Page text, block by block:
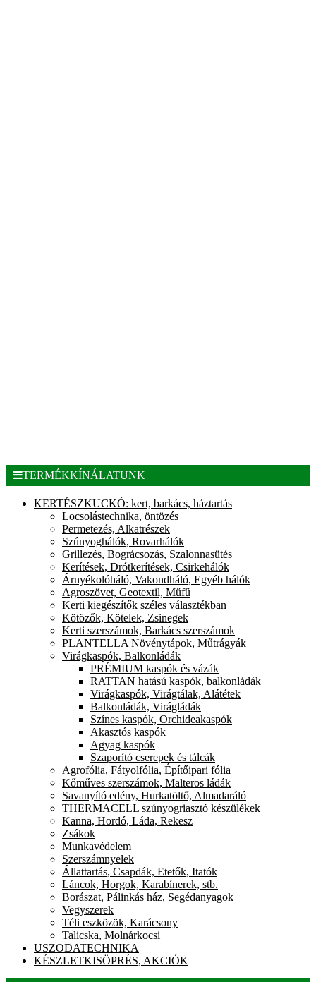
TERMÉKKÍNÁLATUNK
KERTÉSZKUCKÓ: kert, barkács, háztartás
Locsolástechnika, öntözés
Permetezés, Alkatrészek
Szúnyoghálók, Rovarhálók
Grillezés, Bográcsozás, Szalonnasütés
Kerítések, Drótkerítések, Csirkehálók
Árnyékolóháló, Vakondháló, Egyéb hálók
Agroszövet, Geotextil, Műfű
Kerti kiegészítők széles választékban
Kötözők, Kötelek, Zsinegek
Kerti szerszámok, Barkács szerszámok
PLANTELLA Növénytápok, Műtrágyák
Virágkaspók, Balkonládák
PRÉMIUM kaspók és vázák
RATTAN hatású kaspók, balkonládák
Virágkaspók, Virágtálak, Alátétek
Balkonládák, Virágládák
Színes kaspók, Orchideakaspók
Akasztós kaspók
Agyag kaspók
Szaporító cserepek és tálcák
Agrofólia, Fátyolfólia, Építőipari fólia
Kőműves szerszámok, Malteros ládák
Savanyító edény, Hurkatöltő, Almadaráló
THERMACELL szúnyogriasztó készülékek
Kanna, Hordó, Láda, Rekesz
Zsákok
Munkavédelem
Szerszámnyelek
Állattartás, Csapdák, Etetők, Itatók
Láncok, Horgok, Karabínerek, stb.
Borászat, Pálinkás ház, Segédanyagok
Vegyszerek
Téli eszközök, Karácsony
Talicska, Molnárkocsi
USZODATECHNIKA
KÉSZLETKISÖPRÉS, AKCIÓK